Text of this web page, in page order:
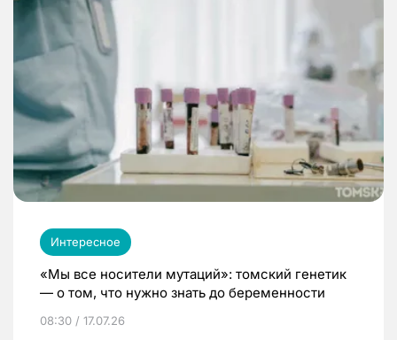
Интересное
«Мы все носители мутаций»: томский генетик
— о том, что нужно знать до беременности
08:30 / 17.07.26